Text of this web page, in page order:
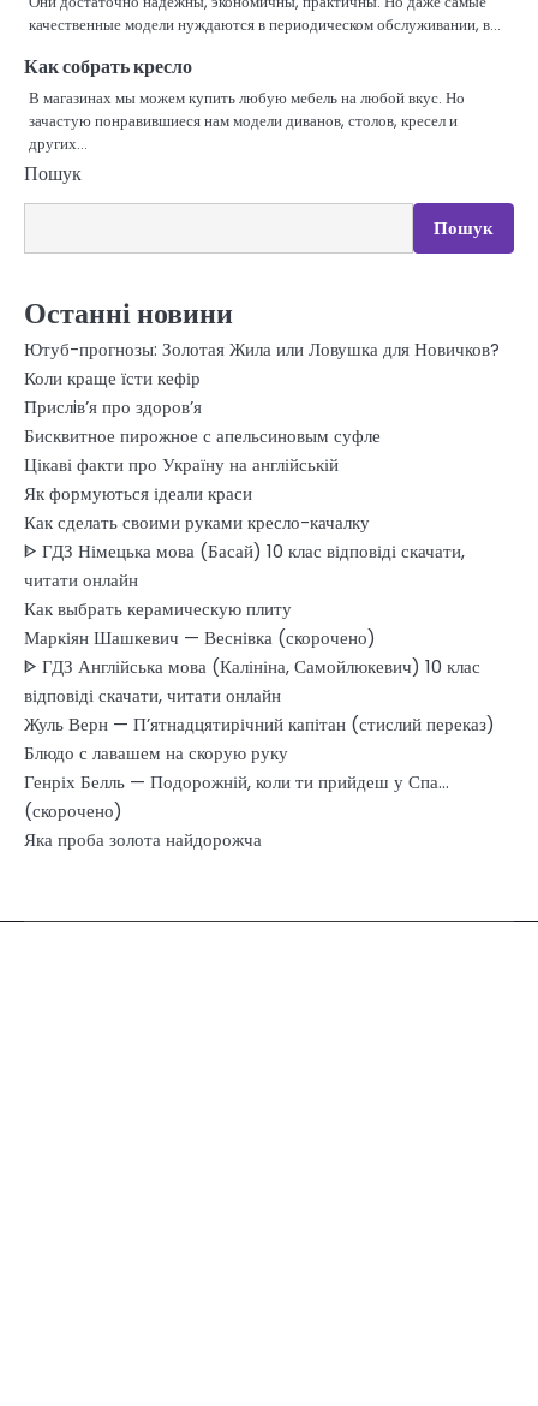
качественные модели нуждаются в периодическом обслуживании, в…
Как собрать кресло
В магазинах мы можем купить любую мебель на любой вкус. Но
зачастую понравившиеся нам модели диванов, столов, кресел и
других…
Пошук
Пошук
Останні новини
Ютуб-прогнозы: Золотая Жила или Ловушка для Новичков?
Коли краще їсти кефір
Прислiв’я про здоров’я
Бисквитное пирожное с апельсиновым суфле
Цікаві факти про Україну на англійській
Як формуються ідеали краси
Как сделать своими руками кресло-качалку
ᐈ ГДЗ Німецька мова (Басай) 10 клас відповіді скачати,
читати онлайн
Как выбрать керамическую плиту
Маркіян Шашкевич — Веснівка (скорочено)
ᐈ ГДЗ Англійська мова (Калініна, Самойлюкевич) 10 клас
відповіді скачати, читати онлайн
Жуль Верн — П’ятнадцятирічний капітан (стислий переказ)
Блюдо с лавашем на скорую руку
Генріх Белль — Подорожній, коли ти прийдеш у Спа…
(скорочено)
Яка проба золота найдорожча